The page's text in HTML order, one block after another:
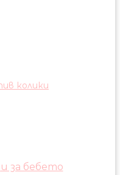
колики
за бебето